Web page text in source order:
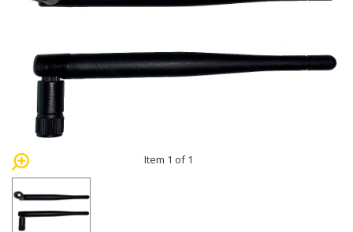
Item 1 of 1